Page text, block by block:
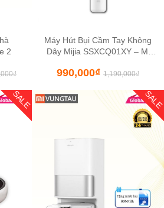
2
₫
Máy Hút Bụi Cầm Tay Không
Dây Mijia SSXCQ01XY – Mi
990,000₫ 1,190,000₫
SALE SALE